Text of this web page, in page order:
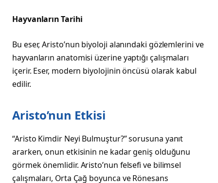
Hayvanların Tarihi
Bu eser, Aristo’nun biyoloji alanındaki gözlemlerini ve
hayvanların anatomisi üzerine yaptığı çalışmaları
içerir. Eser, modern biyolojinin öncüsü olarak kabul
edilir.
Aristo’nun Etkisi
“Aristo Kimdir Neyi Bulmuştur?” sorusuna yanıt
ararken, onun etkisinin ne kadar geniş olduğunu
görmek önemlidir. Aristo’nun felsefi ve bilimsel
çalışmaları, Orta Çağ boyunca ve Rönesans